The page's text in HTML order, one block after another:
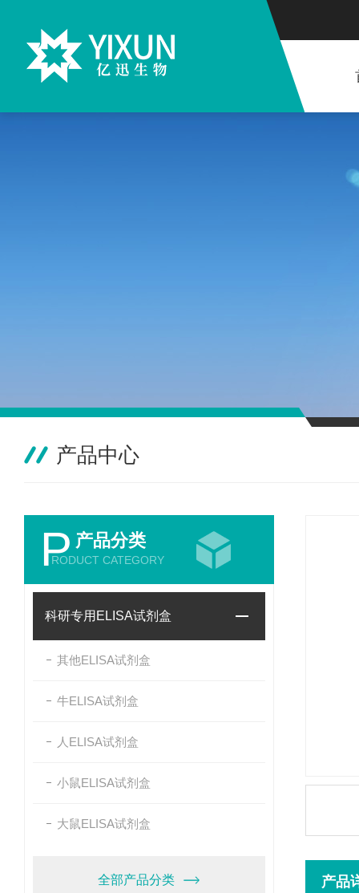
产品中心
P 产品分类
RODUCT CATEGORY
科研专用ELISA试剂盒
其他ELISA试剂盒
牛ELISA试剂盒
人ELISA试剂盒
小鼠ELISA试剂盒
大鼠ELISA试剂盒
全部产品分类 产品